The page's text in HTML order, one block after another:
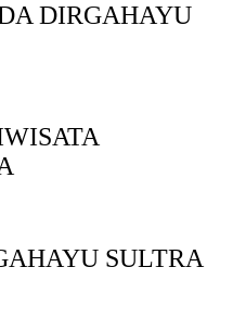
DIRGAHAYU
SULTRA